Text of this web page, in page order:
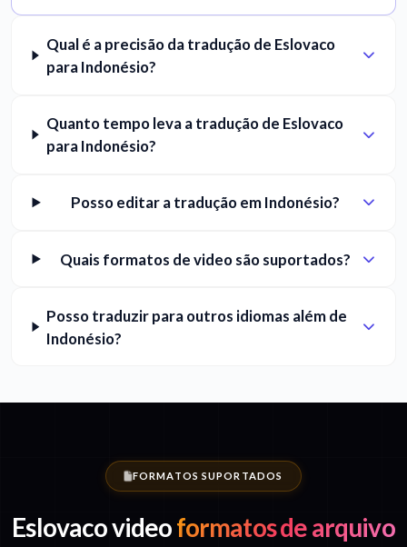
Qual é a precisão da tradução de Eslovaco
para Indonésio?
Quanto tempo leva a tradução de Eslovaco
para Indonésio?
Posso editar a tradução em Indonésio?
Quais formatos de video são suportados?
Posso traduzir para outros idiomas além de
Indonésio?
FORMATOS SUPORTADOS
Eslovaco videoformatos de arquivo